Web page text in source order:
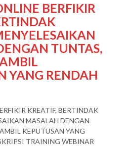
BERFIKIR
TUNTAS,
YANG RENDAH
KREATIF, BERTINDAK
MASALAH DENGAN
KEPUTUSAN YANG
TRAINING WEBINAR